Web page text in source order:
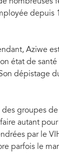
depuis
Aziwe
état de santé
dépistage
groupes
autant
par le
parfois le